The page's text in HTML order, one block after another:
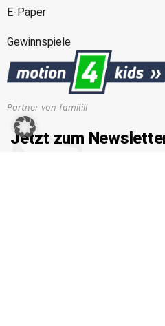
E-Paper
Gewinnspiele
Partner von familiii
Jetzt zum